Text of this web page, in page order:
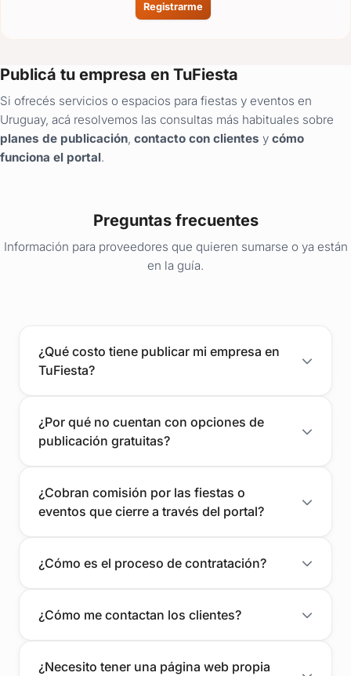
Registrarme
Publicá tu empresa en TuFiesta
Si ofrecés servicios o espacios para fiestas y eventos en
Uruguay, acá resolvemos las consultas más habituales sobre
planes de publicación, contacto con clientes y cómo
funciona el portal.
Preguntas frecuentes
Información para proveedores que quieren sumarse o ya están
en la guía.
¿Qué costo tiene publicar mi empresa en
TuFiesta?
¿Por qué no cuentan con opciones de
publicación gratuitas?
¿Cobran comisión por las fiestas o
eventos que cierre a través del portal?
¿Cómo es el proceso de contratación?
¿Cómo me contactan los clientes?
¿Necesito tener una página web propia